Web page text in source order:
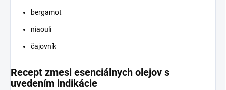
bergamot
niaouli
čajovník
Recept zmesi esenciálnych olejov s
uvedením indikácie